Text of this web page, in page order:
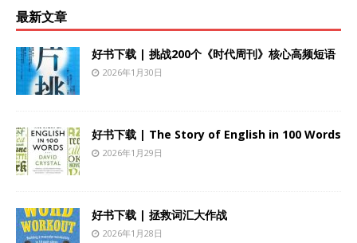
最新文章
好书下载 | 挑战200个《时代周刊》核心高频短语
2026年1月30日
好书下载 | The Story of English in 100 Words
2026年1月29日
好书下载 | 拯救词汇大作战
2026年1月28日